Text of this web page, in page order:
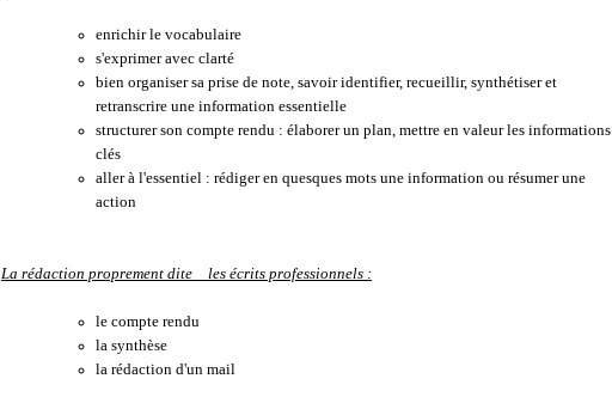
enrichir le vocabulaire
s'exprimer avec clarté
bien organiser sa prise de note, savoir identifier, recueillir, synthétiser et
retranscrire une information essentielle
structurer son compte rendu : élaborer un plan, mettre en valeur les informations
clés
aller à l'essentiel : rédiger en quesques mots une information ou résumer une
action
La rédaction proprement dite _ les écrits professionnels :
le compte rendu
la synthèse
la rédaction d'un mail